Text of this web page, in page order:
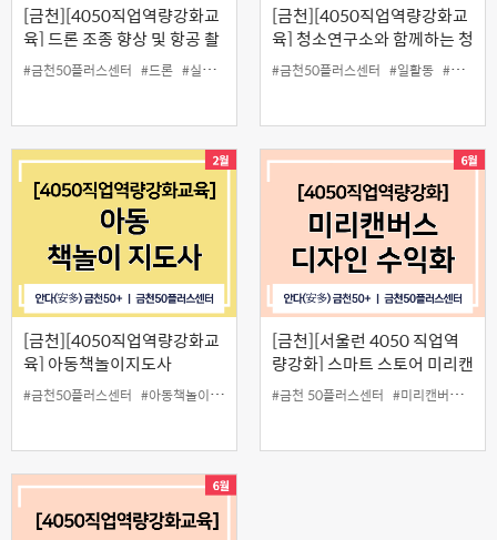
[금천][4050직업역량강화교
육] 드론 조종 향상 및 항공 촬
영 실습(3월)
#금천50플러스센터 #드론 #실습 #촬영
[금천][4050직업역량강화교
육] 청소연구소와 함께하는 청
소매니저 양성과정(5월)
#금천50플러스센터 #일활동 #청소매니저
[금천][4050직업역량강화교
육] 아동책놀이지도사
#금천50플러스센터 #아동책놀이지도사 #일활동
[금천][서울런 4050 직업역
량강화] 스마트 스토어 미리캔
버스 디자인 수익화
#금천 50플러스센터 #미리캔버스